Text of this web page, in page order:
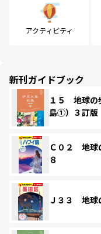
アクティビティ
新刊ガイドブック
１５ 地球
島①）３訂版
Ｃ０２ 地球
８
Ｊ３３ 地